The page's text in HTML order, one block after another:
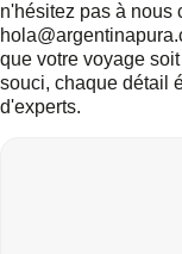
n'hésitez pas à nous
que votre voyage
souci, chaque détail
d'experts.